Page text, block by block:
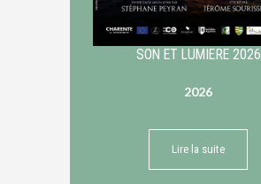
SON ET LUMIERE 2026
2026
Lire la suite